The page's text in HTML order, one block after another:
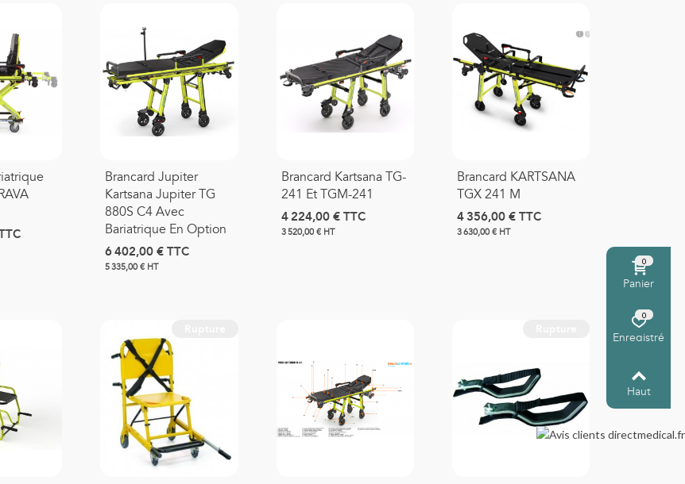
D'aspiration Stérile
Brancard Jupiter
Kartsana Jupiter TG
880S C4 Avec
Bariatrique En Option
6 402,00 €TTC
5 335,00 € HT
Brancard Kartsana TG-
241 Et TGM-241
4 224,00 €TTC
3 520,00 € HT
Brancard KARTSANA
TGX 241 M
4 356,00 €TTC
3 630,00 € HT
Panier
0
Enregistré
0
Haut